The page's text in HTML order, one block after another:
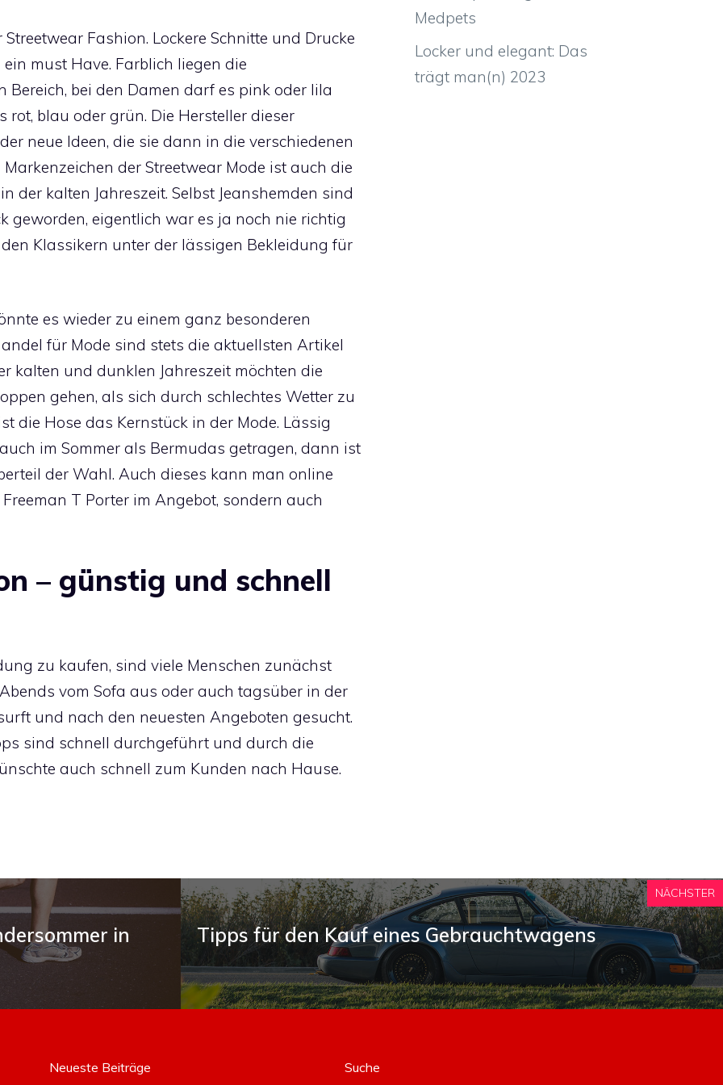
Fashion. Lockere Schnitte und Drucke
must Have. Farblich liegen die
bei den Damen darf es pink oder lila
rot, blau oder grün. Die Hersteller dieser
neue Ideen, die sie dann in die verschiedenen
der Streetwear Mode ist auch die
der kalten Jahreszeit. Selbst Jeanshemden sind
geworden, eigentlich war es ja noch nie richtig
Klassikern unter der lässigen Bekleidung für
es wieder zu einem ganz besonderen
für Mode sind stets die aktuellsten Artikel
kalten und dunklen Jahreszeit möchten die
gehen, als sich durch schlechtes Wetter zu
die Hose das Kernstück in der Mode. Lässig
im Sommer als Bermudas getragen, dann ist
der Wahl. Auch dieses kann man online
T Porter im Angebot, sondern auch
– günstig und schnell
zu kaufen, sind viele Menschen zunächst
vom Sofa aus oder auch tagsüber in der
und nach den neuesten Angeboten gesucht.
sind schnell durchgeführt und durch die
auch schnell zum Kunden nach Hause.
Medpets
Locker und elegant: Das
trägt man(n) 2023
in
NÄCHSTER
Tipps für den Kauf eines Gebrauchtwagens
Neueste Beiträge Suche